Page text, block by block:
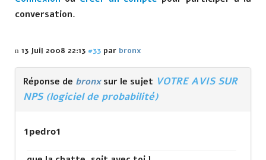
conversation.
13 Juil 2008 22:13 #33 par bronx
Réponse de bronxsur le sujet VOTRE AVIS SUR
NPS (logiciel de probabilité)
1pedro1